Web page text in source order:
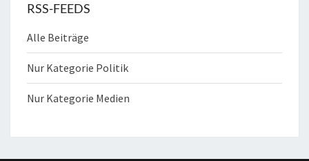
RSS-FEEDS
Alle Beiträge
Nur Kategorie Politik
Nur Kategorie Medien